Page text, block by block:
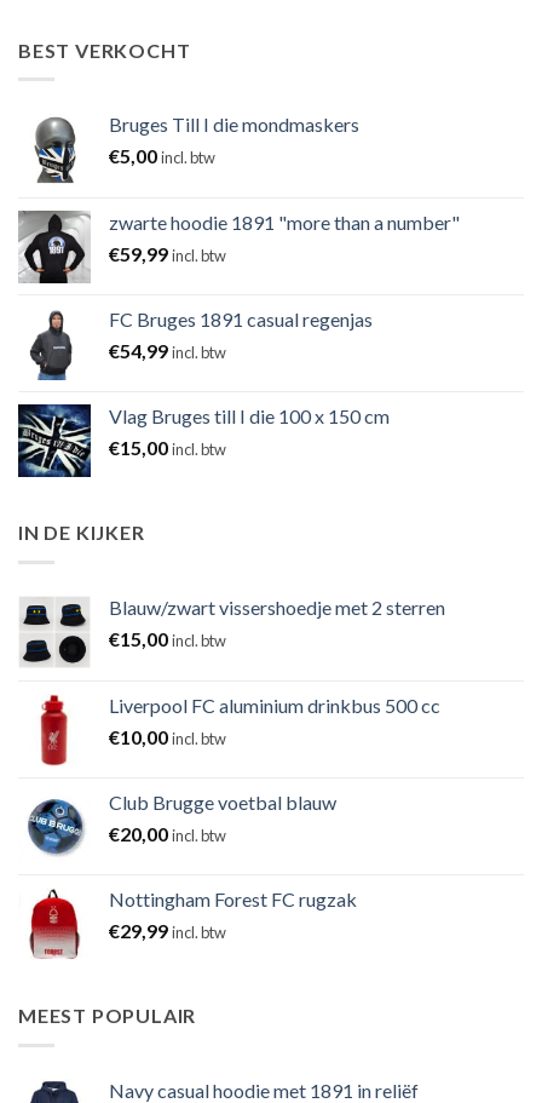
BEST VERKOCHT
Bruges Till I die mondmaskers
€5,00incl. btw
zwarte hoodie 1891 "more than a number"
€59,99incl. btw
FC Bruges 1891 casual regenjas
€54,99incl. btw
Vlag Bruges till I die 100 x 150 cm
€15,00incl. btw
IN DE KIJKER
Blauw/zwart vissershoedje met 2 sterren
€15,00incl. btw
Liverpool FC aluminium drinkbus 500 cc
€10,00incl. btw
Club Brugge voetbal blauw
€20,00incl. btw
Nottingham Forest FC rugzak
€29,99incl. btw
MEEST POPULAIR
Navy casual hoodie met 1891 in reliëf